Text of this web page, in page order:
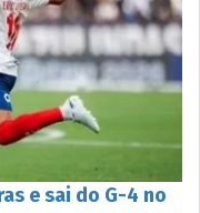
e sai do G-4 no